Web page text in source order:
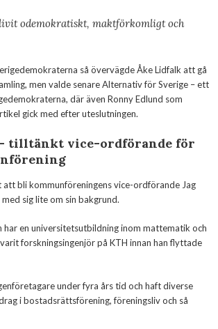
odemokratiskt, maktförkomligt och
så övervägde Åke Lidfalk att gå
men valde senare Alternativ för Sverige – ett
där även Ronny Edlund som
gick med efter uteslutningen.
tilltänkt vice-ordförande för
att bli kommunföreningens vice-ordförande Jag
sig lite om sin bakgrund.
har en universitetsutbildning inom mattematik och
forskningsingenjör på KTH innan han flyttade
under fyra års tid och haft diverse
i bostadsrättsförening, föreningsliv och så